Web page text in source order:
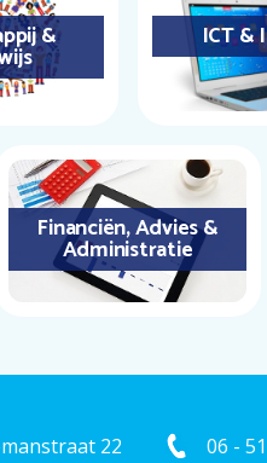
& ICT
Financiën, Advies &
Administratie
22
06 -